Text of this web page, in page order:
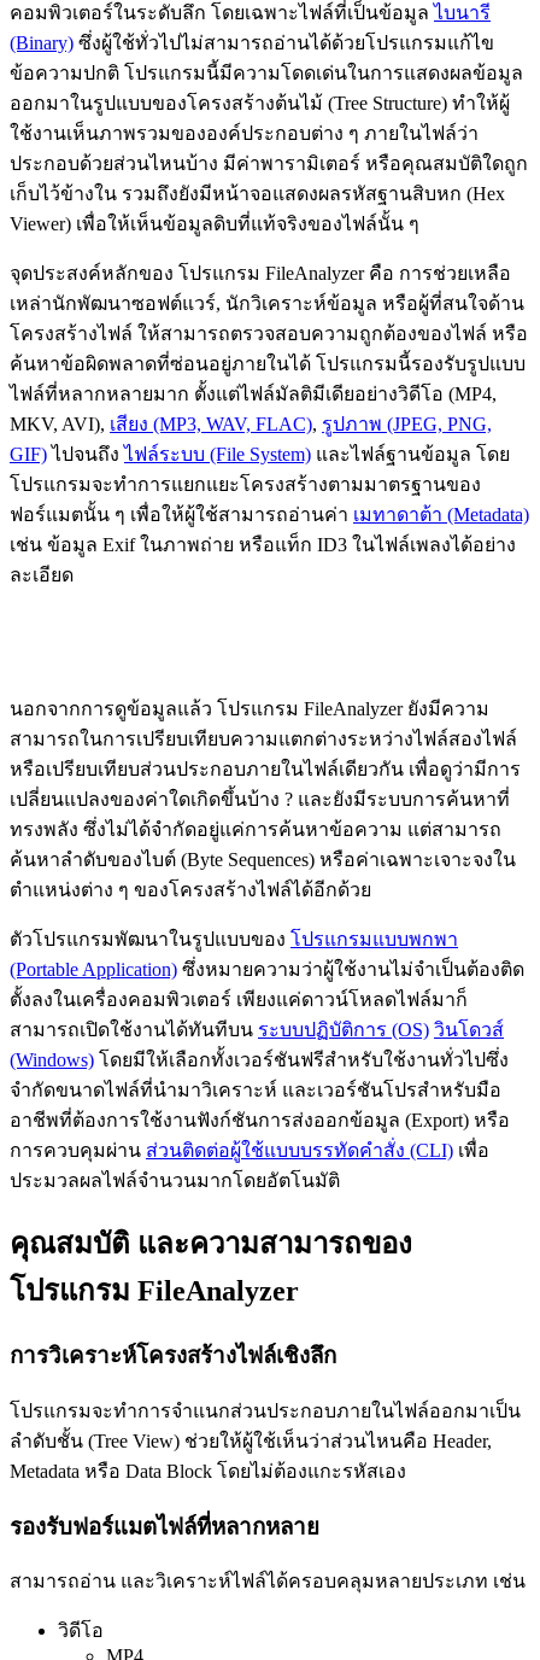
คอมพิวเตอร์ในระดับลึก โดยเฉพาะไฟล์ที่เป็นข้อมูลไบนารี
(Binary) ซึ่งผู้ใช้ทั่วไปไม่สามารถอ่านได้ด้วยโปรแกรมแก้ไข
ข้อความปกติ โปรแกรมนี้มีความโดดเด่นในการแสดงผลข้อมูล
ออกมาในรูปแบบของโครงสร้างต้นไม้ (Tree Structure) ทำให้ผู้
ใช้งานเห็นภาพรวมขององค์ประกอบต่าง ๆ ภายในไฟล์ว่า
ประกอบด้วยส่วนไหนบ้าง มีค่าพารามิเตอร์ หรือคุณสมบัติใดถูก
เก็บไว้ข้างใน รวมถึงยังมีหน้าจอแสดงผลรหัสฐานสิบหก (Hex
Viewer) เพื่อให้เห็นข้อมูลดิบที่แท้จริงของไฟล์นั้น ๆ
จุดประสงค์หลักของ โปรแกรม FileAnalyzer คือ การช่วยเหลือ
เหล่านักพัฒนาซอฟต์แวร์, นักวิเคราะห์ข้อมูล หรือผู้ที่สนใจด้าน
โครงสร้างไฟล์ ให้สามารถตรวจสอบความถูกต้องของไฟล์ หรือ
ค้นหาข้อผิดพลาดที่ซ่อนอยู่ภายในได้ โปรแกรมนี้รองรับรูปแบบ
ไฟล์ที่หลากหลายมาก ตั้งแต่ไฟล์มัลติมีเดียอย่างวิดีโอ (MP4,
MKV, AVI), เสียง (MP3, WAV, FLAC), รูปภาพ (JPEG, PNG,
GIF)ไปจนถึงไฟล์ระบบ (File System) และไฟล์ฐานข้อมูล โดย
โปรแกรมจะทำการแยกแยะโครงสร้างตามมาตรฐานของ
ฟอร์แมตนั้น ๆ เพื่อให้ผู้ใช้สามารถอ่านค่า เมทาดาต้า (Metadata)
เช่น ข้อมูล Exif ในภาพถ่าย หรือแท็ก ID3 ในไฟล์เพลงได้อย่าง
ละเอียด
นอกจากการดูข้อมูลแล้ว โปรแกรม FileAnalyzer ยังมีความ
สามารถในการเปรียบเทียบความแตกต่างระหว่างไฟล์สองไฟล์
หรือเปรียบเทียบส่วนประกอบภายในไฟล์เดียวกัน เพื่อดูว่ามีการ
เปลี่ยนแปลงของค่าใดเกิดขึ้นบ้าง ? และยังมีระบบการค้นหาที่
ทรงพลัง ซึ่งไม่ได้จำกัดอยู่แค่การค้นหาข้อความ แต่สามารถ
ค้นหาลำดับของไบต์ (Byte Sequences) หรือค่าเฉพาะเจาะจงใน
ตำแหน่งต่าง ๆ ของโครงสร้างไฟล์ได้อีกด้วย
ตัวโปรแกรมพัฒนาในรูปแบบของ โปรแกรมแบบพกพา
(Portable Application) ซึ่งหมายความว่าผู้ใช้งานไม่จำเป็นต้องติด
ตั้งลงในเครื่องคอมพิวเตอร์ เพียงแค่ดาวน์โหลดไฟล์มาก็
สามารถเปิดใช้งานได้ทันทีบน ระบบปฏิบัติการ (OS) วินโดวส์
(Windows) โดยมีให้เลือกทั้งเวอร์ชันฟรีสำหรับใช้งานทั่วไปซึ่ง
จำกัดขนาดไฟล์ที่นำมาวิเคราะห์ และเวอร์ชันโปรสำหรับมือ
อาชีพที่ต้องการใช้งานฟังก์ชันการส่งออกข้อมูล (Export) หรือ
การควบคุมผ่าน ส่วนติดต่อผู้ใช้แบบบรรทัดคำสั่ง (CLI) เพื่อ
ประมวลผลไฟล์จำนวนมากโดยอัตโนมัติ
คุณสมบัติ และความสามารถของ
โปรแกรม FileAnalyzer
การวิเคราะห์โครงสร้างไฟล์เชิงลึก
โปรแกรมจะทำการจำแนกส่วนประกอบภายในไฟล์ออกมาเป็น
ลำดับชั้น (Tree View) ช่วยให้ผู้ใช้เห็นว่าส่วนไหนคือ Header,
Metadata หรือ Data Block โดยไม่ต้องแกะรหัสเอง
รองรับฟอร์แมตไฟล์ที่หลากหลาย
สามารถอ่าน และวิเคราะห์ไฟล์ได้ครอบคลุมหลายประเภท เช่น
วิดีโอ